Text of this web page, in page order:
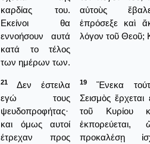
καρδίας του.
Εκείνοι θα
εννοήσουν αυτά
κατά το τέλος
των ημέρων των.
αὐτοὺς
ἐπρόσεξε καὶ
λόγον τοῦ Θεοῦ;
21
Δεν έστειλα
εγώ τους
ψευδοπροφήτας·
και όμως αυτοί
έτρεχαν προς
19
Ἕνεκα
Σεισμὸς
τοῦ Κυρίου
προκαλέσῃ